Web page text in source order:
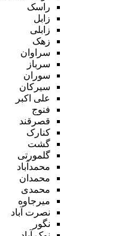
راسک
زابل
زابلی
زهک
سراوان
سرباز
سوران
سیرکان
علی اکبر
فنوج
قصرقند
کنارک
گشت
گلمورتی
محمدآباد
محمدان
محمدی
میرجاوه
نصرت آباد
نگور